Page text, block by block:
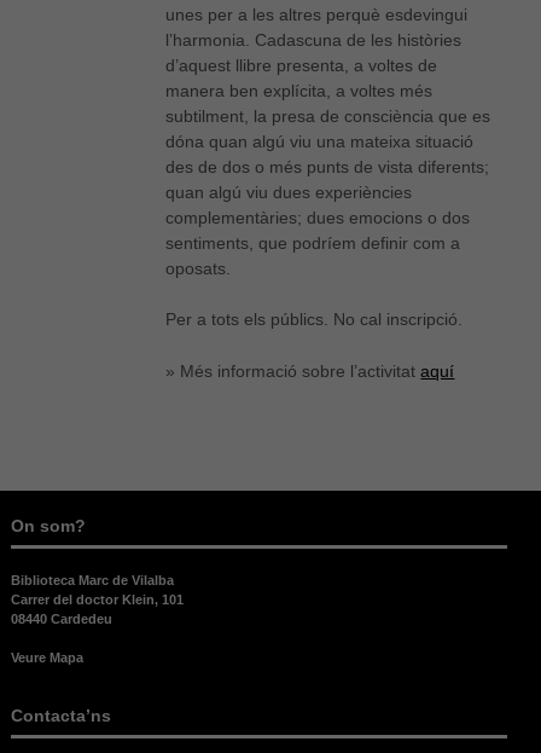
unes per a les altres perquè esdevingui
l’harmonia. Cadascuna de les històries
d’aquest llibre presenta, a voltes de
manera ben explícita, a voltes més
subtilment, la presa de consciència que es
dóna quan algú viu una mateixa situació
des de dos o més punts de vista diferents;
quan algú viu dues experiències
complementàries; dues emocions o dos
sentiments, que podríem definir com a
oposats.
Per a tots els públics. No cal inscripció.
» Més informació sobre l’activitataquí
On som?
Biblioteca Marc de Vilalba
Carrer del doctor Klein, 101
08440 Cardedeu
Veure Mapa
Contacta’ns
Necessàries